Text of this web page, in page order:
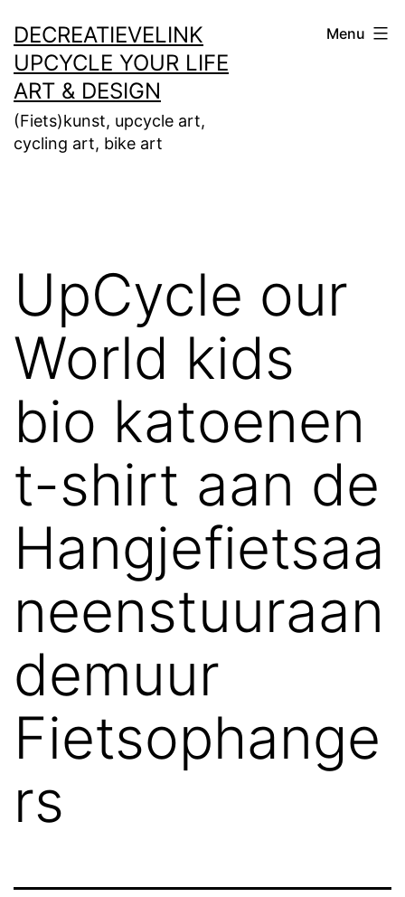
naar
de
inhoud
DECREATIEVELINK
UPCYCLE YOUR LIFE
ART & DESIGN
(Fiets)kunst, upcycle art,
cycling art, bike art
Menu
UpCycle our
World kids
bio katoenen
t-shirt aan de
Hangjefietsaa
neenstuuraan
demuur
Fietsophange
rs